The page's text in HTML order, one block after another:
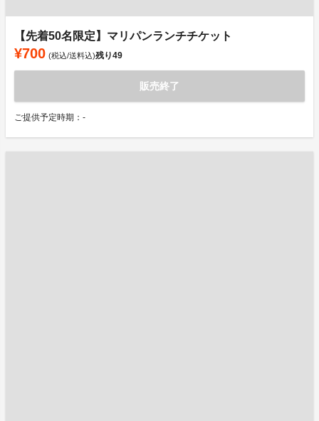
【先着50名限定】マリパンランチチケット
¥700 (税込/送料込)残り49
販売終了
ご提供予定時期：-